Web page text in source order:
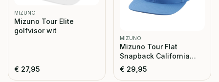
MIZUNO
Mizuno Tour Elite
golfvisor wit
€ 27,95
MIZUNO
Mizuno Tour Flat
Snapback California
Blue
€ 29,95